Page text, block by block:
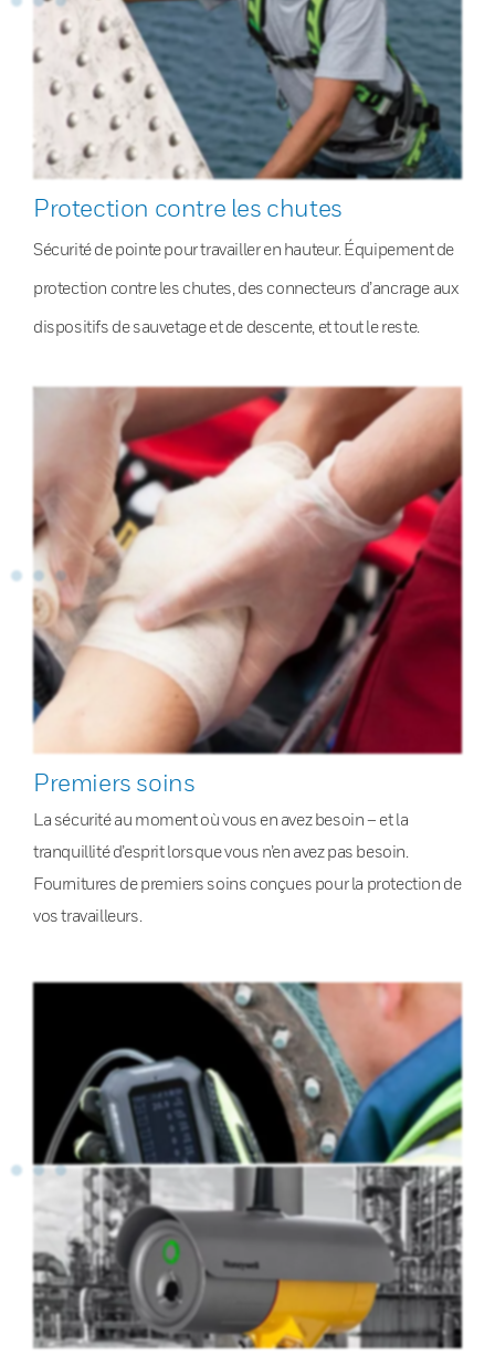
Protection contre les chutes
Sécurité de pointe pour travailler en hauteur. Équipement de
protection contre les chutes, des connecteurs d’ancrage aux
dispositifs de sauvetage et de descente, et tout le reste.
Premiers soins
La sécurité au moment où vous en avez besoin – et la
tranquillité d’esprit lorsque vous n’en avez pas besoin.
Fournitures de premiers soins conçues pour la protection de
vos travailleurs.